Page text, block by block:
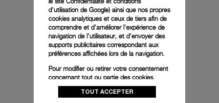
EN SAVOIR PLUS
PRODUITS
d'utilisation de Google) ainsi que nos propres
cookies analytiques et ceux de tiers afin de
comprendre et d'améliorer l'expérience de
navigation de l'utilisateur, et d'envoyer des
supports publicitaires correspondant aux
préférences affichées lors de la navigation.
Pour modifier ou retirer votre consentement
concernant tout ou partie des cookies,
cliquez sur « Configurer » ou consultez notre
politique des cookiespour obtenir plus
TOUT ACCEPTER